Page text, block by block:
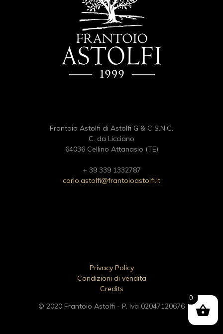
Frantoio Astolfi di Astolfi G & C S.N.C.
C. da Licciano
64036 Cellino Attanasio (TE)
+ 39 339 1332787
carlo.astolfi@frantoioastolfi.it
© 2020 Frantoio Astolfi - P. Iva 02047120676
Privacy Policy
Condizioni di vendita
Credits
0